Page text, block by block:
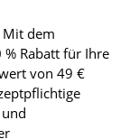
dem
Rabatt für Ihre
von 49 €